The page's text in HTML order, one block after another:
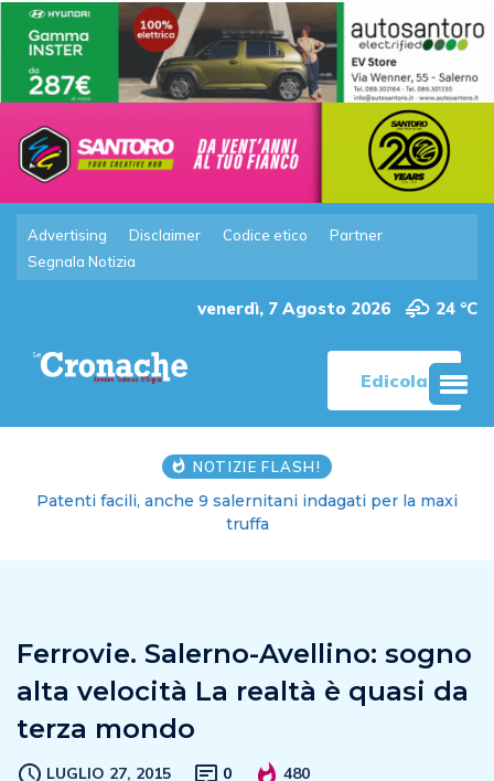
Advertising Disclaimer Codice etico
Partner
Segnala Notizia
venerdì, 7 Agosto 2026 24 °C
Edicola
NOTIZIE FLASH!
Patenti facili, anche 9 salernitani indagati per la maxi
truffa
Ferrovie. Salerno-Avellino: sogno
alta velocità La realtà è quasi da
terza mondo
LUGLIO 27, 2015 0 480